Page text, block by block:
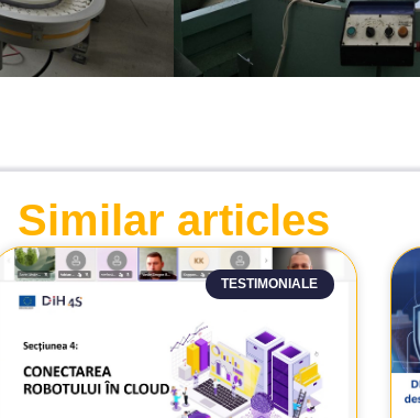
Similar articles
TESTIMONIALE